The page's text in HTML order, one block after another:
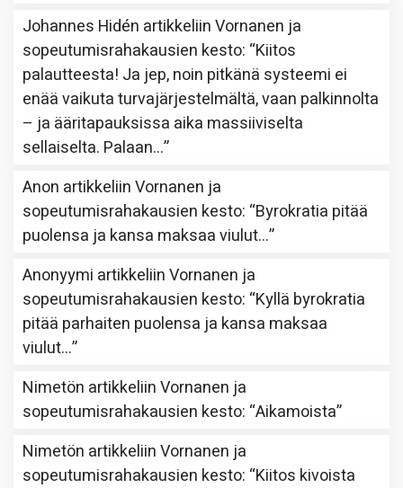
Johannes Hidén artikkeliinVornanen ja
sopeutumisrahakausien kesto: “Kiitos
palautteesta! Ja jep, noin pitkänä systeemi ei
enää vaikuta turvajärjestelmältä, vaan palkinnolta
– ja ääritapauksissa aika massiiviselta
sellaiselta. Palaan…”
Anon artikkeliinVornanen ja
sopeutumisrahakausien kesto: “Byrokratia pitää
puolensa ja kansa maksaa viulut…”
Anonyymi artikkeliinVornanen ja
sopeutumisrahakausien kesto: “Kyllä byrokratia
pitää parhaiten puolensa ja kansa maksaa
viulut…”
Nimetön artikkeliinVornanen ja
sopeutumisrahakausien kesto: “Aikamoista”
Nimetön artikkeliinVornanen ja
sopeutumisrahakausien kesto: “Kiitos kivoista